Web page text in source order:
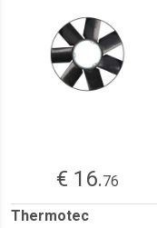
€ 16.76
Thermotec